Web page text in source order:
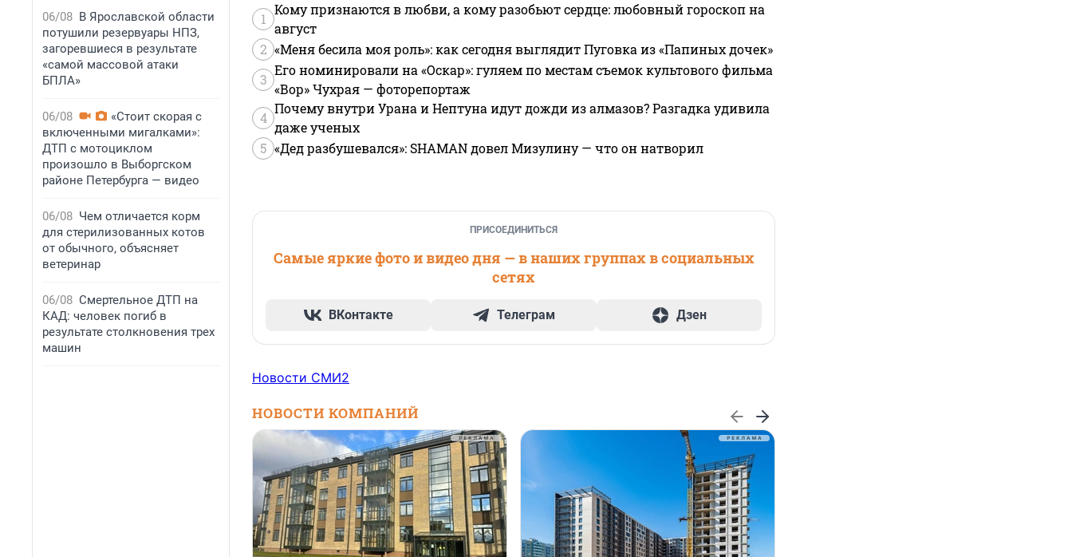
06/08 В Ярославской области
потушили резервуары НПЗ,
загоревшиеся в результате
«самой массовой атаки
БПЛА»
06/08
«Стоит скорая с
включенными мигалками»:
ДТП с мотоциклом
произошло в Выборгском
районе Петербурга — видео
06/08 Чем отличается корм
для стерилизованных котов
от обычного, объясняет
ветеринар
06/08 Смертельное ДТП на
КАД: человек погиб в
результате столкновения трех
машин
1
Кому признаются в любви, а кому разобьют сердце: любовный гороскоп на
август
2 «Меня бесила моя роль»: как сегодня выглядит Пуговка из «Папиных дочек»
3
Его номинировали на «Оскар»: гуляем по местам съемок культового фильма
«Вор» Чухрая — фоторепортаж
4
Почему внутри Урана и Нептуна идут дожди из алмазов? Разгадка удивила
даже ученых
5 «Дед разбушевался»: SHAMAN довел Мизулину — что он натворил
ПРИСОЕДИНИТЬСЯ
Самые яркие фото и видео дня — в наших группах в социальных
сетях
ВКонтакте Телеграм Дзен
Новости СМИ2
НОВОСТИ КОМПАНИЙ